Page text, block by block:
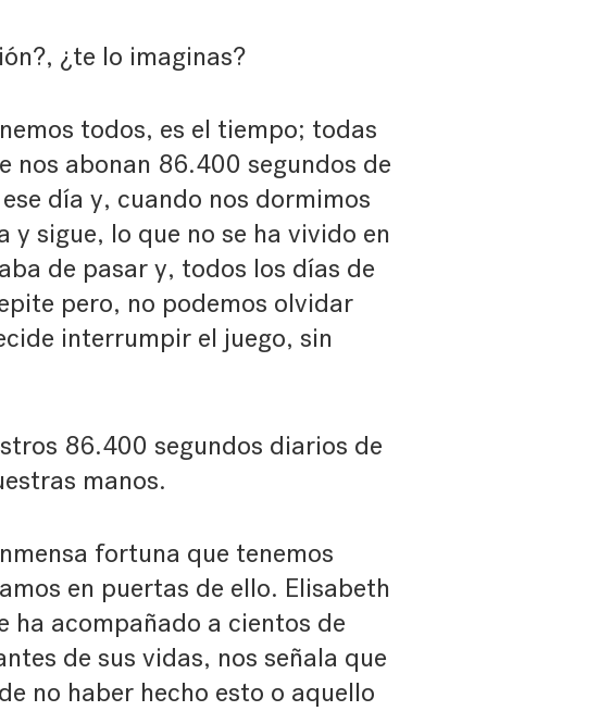
¿te lo imaginas?
todos, es el tiempo; todas
nos abonan 86.400 segundos de
día y, cuando nos dormimos
y sigue, lo que no se ha vivido en
de pasar y, todos los días de
pero, no podemos olvidar
interrumpir el juego, sin
86.400 segundos diarios de
manos.
fortuna que tenemos
en puertas de ello. Elisabeth
ha acompañado a cientos de
de sus vidas, nos señala que
no haber hecho esto o aquello